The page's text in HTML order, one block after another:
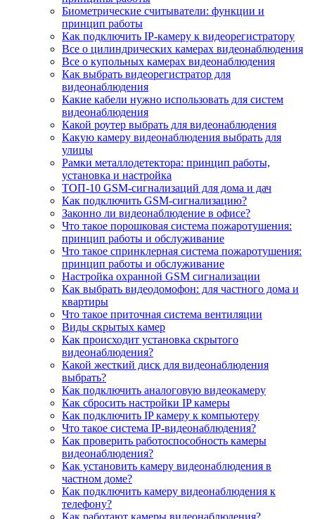
Биометрические считыватели: функции и
принцип работы
Как подключить IP-камеру к видеорегистратору
Все о цилиндрических камерах видеонаблюдения
Все о купольных камерах видеонаблюдения
Как выбрать видеорегистратор для
видеонаблюдения
Какие кабели нужно использовать для систем
видеонаблюдения
Какой роутер выбрать для видеонаблюдения
Какую камеру видеонаблюдения выбрать для
улицы
Рамки металлодетектора: принцип работы,
установка и настройка
ТОП-10 GSM-сигнализаций для дома и дач
Как подключить GSM-сигнализацию?
Законно ли видеонаблюдение в офисе?
Что такое порошковая система пожаротушения:
принцип работы и обслуживание
Что такое спринклерная система пожаротушения:
принцип работы и обслуживание
Настройка охранной GSM сигнализации
Как выбрать видеодомофон: для частного дома и
квартиры
Что такое приточная система вентиляции
Виды скрытых камер
Как происходит установка скрытого
видеонаблюдения?
Какой жесткий диск для видеонаблюдения
выбрать?
Как подключить аналоговую видеокамеру
Как сбросить настройки IP камеры
Как подключить IP камеру к компьютеру
Что такое система IP-видеонаблюдения?
Как проверить работоспособность камеры
видеонаблюдения?
Как установить камеру видеонаблюдения в
частном доме?
Как подключить камеру видеонаблюдения к
телефону?
Как работают камеры видеонаблюдения?